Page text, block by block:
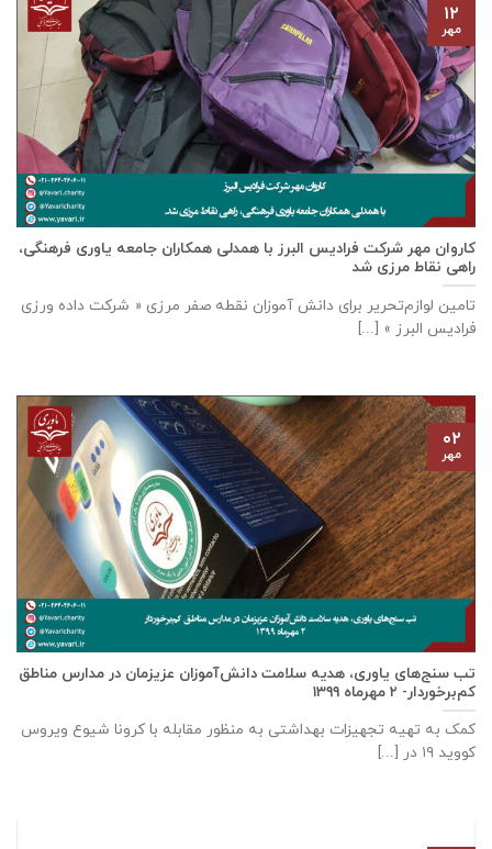
كاروان مهر شرکت فرادیس البرز با همدلی همکاران جامعه یاوری فرهنگی،
راهی نقاط مرزی شد
تامين لوازم‌تحرير برای دانش آموزان نقطه صفر مرزی « شرکت داده ورزی
فراديس البرز » [...]
۱۲
مهر
تب سنج‌های یاوری، هدیه سلامت دانش‌آموزان عزیزمان در مدارس مناطق
کم‌برخوردار- ۲ مهرماه ۱۳۹۹
کمک به تهیه تجهیزات بهداشتی به منظور مقابله با کرونا شیوع ویروس
کووید ۱۹ در [...]
۰۲
مهر